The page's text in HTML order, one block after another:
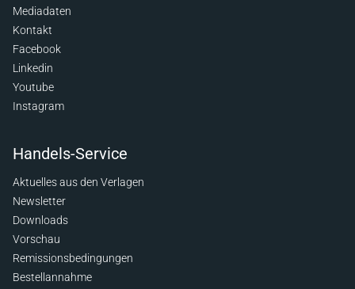
Mediadaten
Kontakt
Facebook
Linkedin
Youtube
Instagram
Handels-Service
Aktuelles aus den Verlagen
Newsletter
Downloads
Vorschau
Remissionsbedingungen
Bestellannahme